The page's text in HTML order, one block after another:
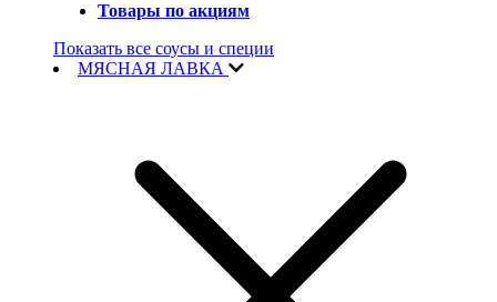
Товары по акциям
Показать все соусы и специи
МЯСНАЯ ЛАВКА